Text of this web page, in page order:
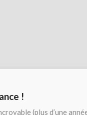
!
(plus d’une